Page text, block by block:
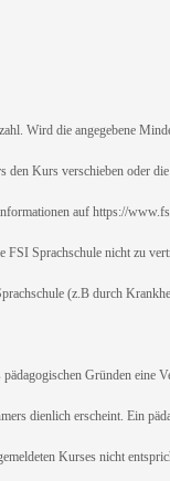
die angegebene
den Kurs verschieben oder
auf https://
nicht zu
(z.B durch Krankheit
Gründen eine
dienlich erscheint. Ein
Kurses nicht